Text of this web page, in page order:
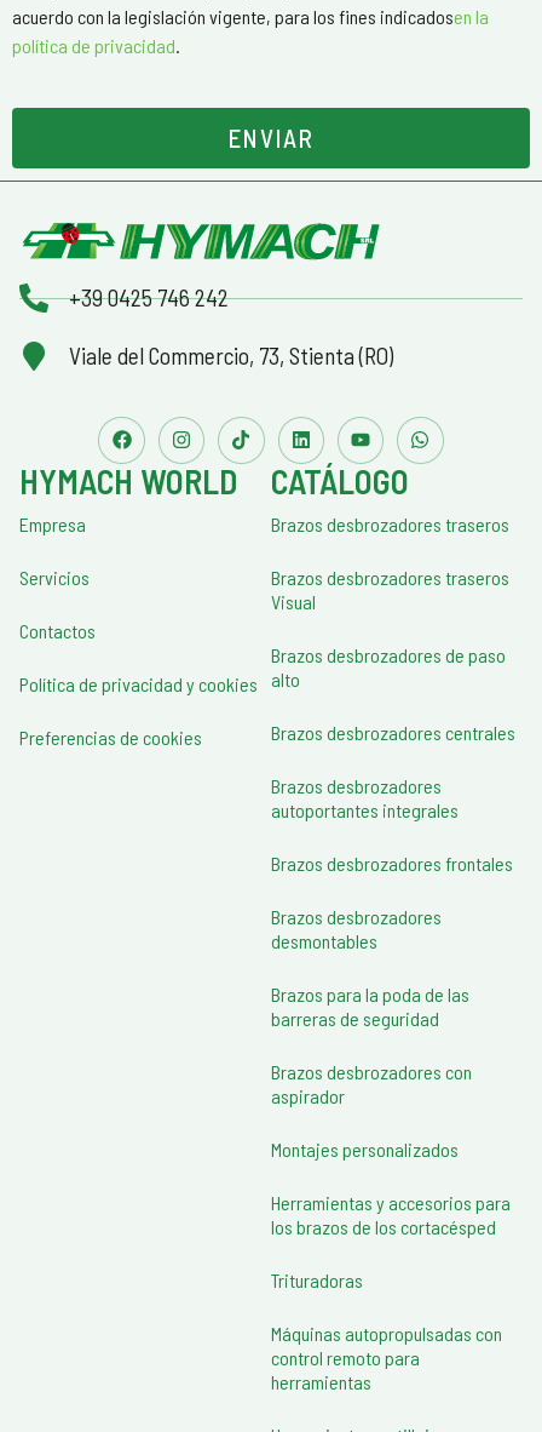
acuerdo con la legislación vigente, para los fines indicadosen la
política de privacidad.
ENVIAR
+39 0425 746 242
Viale del Commercio, 73, Stienta (RO)
HYMACH WORLD
Empresa
Servicios
Contactos
Política de privacidad y cookies
Preferencias de cookies
CATÁLOGO
Brazos desbrozadores traseros
Brazos desbrozadores traseros
Visual
Brazos desbrozadores de paso
alto
Brazos desbrozadores centrales
Brazos desbrozadores
autoportantes integrales
Brazos desbrozadores frontales
Brazos desbrozadores
desmontables
Brazos para la poda de las
barreras de seguridad
Brazos desbrozadores con
aspirador
Montajes personalizados
Herramientas y accesorios para
los brazos de los cortacésped
Trituradoras
Máquinas autopropulsadas con
control remoto para
herramientas